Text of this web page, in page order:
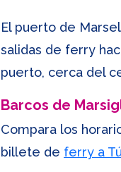
El puerto de
salidas de ferry
puerto, cerca del
Barcos de
Compara los
billete de ferry a